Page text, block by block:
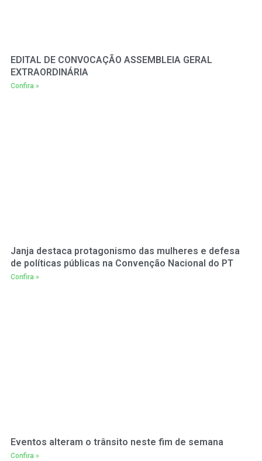
EDITAL DE CONVOCAÇÃO ASSEMBLEIA GERAL
EXTRAORDINÁRIA
Confira »
Janja destaca protagonismo das mulheres e defesa
de políticas públicas na Convenção Nacional do PT
Confira »
Eventos alteram o trânsito neste fim de semana
Confira »